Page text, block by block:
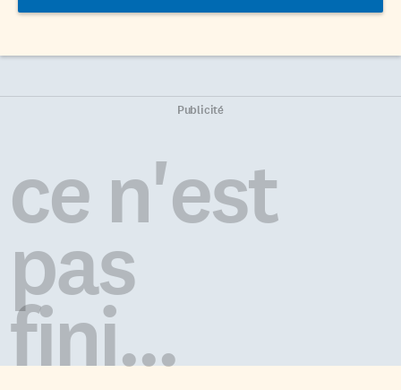
Publicité
ce n'est
pas
fini...